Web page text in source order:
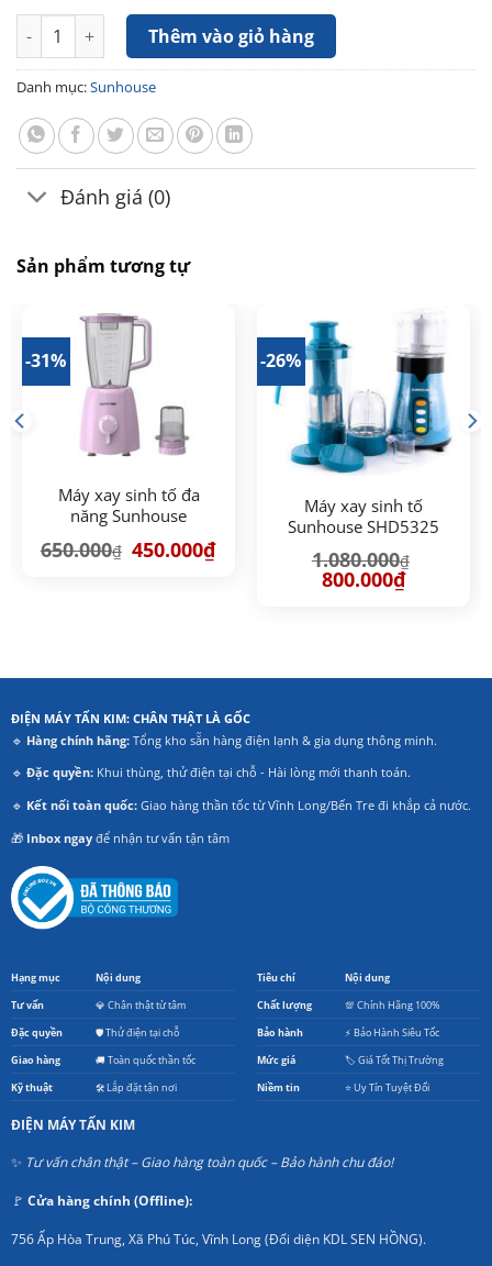
Máy xay sinh tố đa năng Sunhouse SHD5114 số lượng
Thêm vào giỏ hàng
Danh mục:Sunhouse
Đánh giá (0)
Sản phẩm tương tự
-31%
Máy xay sinh tố đa
năng Sunhouse
650.000₫ Giá
gốc
450.000₫Giá
-26%
Máy xay sinh tố
Sunhouse SHD5325
1.080.000₫
Giá
gốc
800.000₫Giá
ĐIỆN MÁY TẤN KIM: CHÂN THẬT LÀ GỐC
🔹 Hàng chính hãng:Tổng kho sẵn hàng điện lạnh & gia dụng thông minh.
🔹 Đặc quyền:Khui thùng, thử điện tại chỗ - Hài lòng mới thanh toán.
🔹 Kết nối toàn quốc:Giao hàng thần tốc từ Vĩnh Long/Bến Tre đi khắp cả nước.
🎁 Inbox ngayđể nhận tư vấn tận tâm
Hạng mục Nội dung
Tư vấn 💎 Chân thật từ tâm
Đặc quyền 🛡️ Thử điện tại chỗ
Giao hàng 🚚 Toàn quốc thần tốc
Kỹ thuật 🛠️ Lắp đặt tận nơi
Tiêu chí Nội dung
Chất lượng 💯 Chính Hãng 100%
Bảo hành ⚡ Bảo Hành Siêu Tốc
Mức giá 🏷️ Giá Tốt Thị Trường
Niềm tin ⭐ Uy Tín Tuyệt Đối
ĐIỆN MÁY TẤN KIM
✨ Tư vấn chân thật – Giao hàng toàn quốc – Bảo hành chu đáo!
🚩 Cửa hàng chính (Offline):
756 Ấp Hòa Trung, Xã Phú Túc, Vĩnh Long (Đối diện KDL SEN HỒNG).